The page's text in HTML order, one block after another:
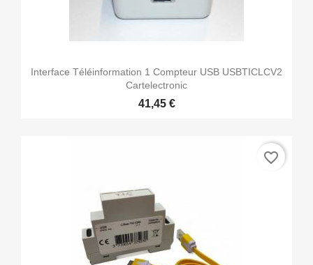
Interface Téléinformation 1 Compteur USB USBTICLCV2
Cartelectronic
41,45 €
favorite_border